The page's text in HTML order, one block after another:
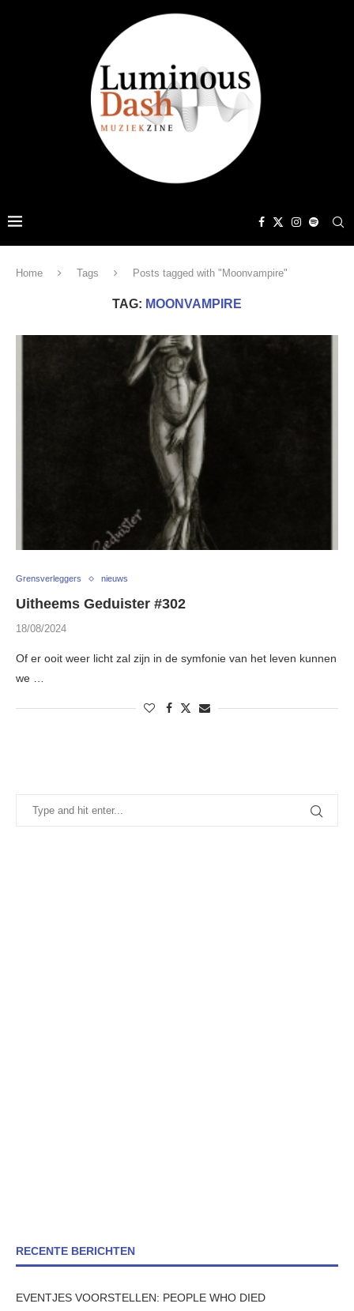
Home Tags Posts tagged with "Moonvampire"
TAG: MOONVAMPIRE
Grensverleggers nieuws
Uitheems Geduister #302
18/08/2024
Of er ooit weer licht zal zijn in de symfonie van het leven kunnen
we …
RECENTE BERICHTEN
EVENTJES VOORSTELLEN: PEOPLE WHO DIED